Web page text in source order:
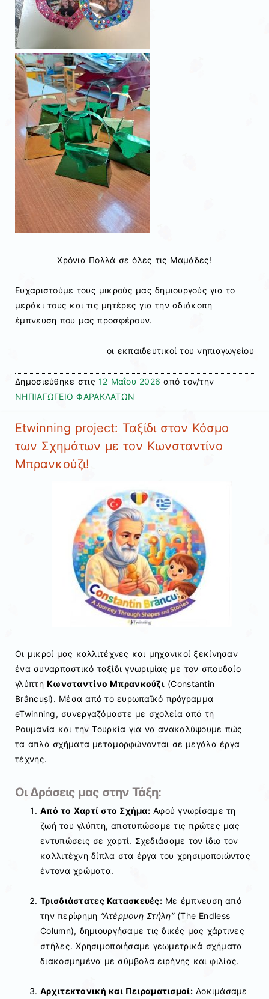
Χρόνια Πολλά σε όλες τις Μαμάδες!
Ευχαριστούμε τους μικρούς μας δημιουργούς για το
μεράκι τους και τις μητέρες για την αδιάκοπη
έμπνευση που μας προσφέρουν.
οι εκπαιδευτικοί του νηπιαγωγείου
Δημοσιεύθηκε στις 12 Μαΐου 2026 από τον/την
ΝΗΠΙΑΓΩΓΕΙΟ ΦΑΡΑΚΛΑΤΩΝ
Etwinning project: Ταξίδι στον Κόσμο
των Σχημάτων με τον Κωνσταντίνο
Μπρανκούζι!
Οι μικροί μας καλλιτέχνες και μηχανικοί ξεκίνησαν
ένα συναρπαστικό ταξίδι γνωριμίας με τον σπουδαίο
γλύπτη Κωνσταντίνο Μπρανκούζι (Constantin
Brâncuși). Μέσα από το ευρωπαϊκό πρόγραμμα
eTwinning, συνεργαζόμαστε με σχολεία από τη
Ρουμανία και την Τουρκία για να ανακαλύψουμε πώς
τα απλά σχήματα μεταμορφώνονται σε μεγάλα έργα
τέχνης.
Οι Δράσεις μας στην Τάξη:
Από το Χαρτί στο Σχήμα: Αφού γνωρίσαμε τη
ζωή του γλύπτη, αποτυπώσαμε τις πρώτες μας
εντυπώσεις σε χαρτί. Σχεδιάσαμε τον ίδιο τον
καλλιτέχνη δίπλα στα έργα του χρησιμοποιώντας
έντονα χρώματα.
Τρισδιάστατες Κατασκευές: Με έμπνευση από
την περίφημη “Ατέρμονη Στήλη”(The Endless
Column), δημιουργήσαμε τις δικές μας χάρτινες
στήλες. Χρησιμοποιήσαμε γεωμετρικά σχήματα
διακοσμημένα με σύμβολα ειρήνης και φιλίας.
Αρχιτεκτονική και Πειραματισμοί:Δοκιμάσαμε